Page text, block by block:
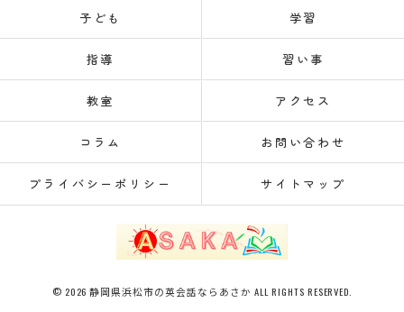
子ども 学習
指導 習い事
教室 アクセス
コラム お問い合わせ
プライバシーポリシー サイトマップ
© 2026 静岡県浜松市の英会話ならあさか ALL RIGHTS RESERVED.